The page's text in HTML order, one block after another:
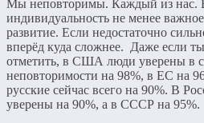
Мы неповторимы. Каждый из нас.
индивидуальность не менее
развитие. Если недостаточно
вперёд куда сложнее. Даже если
отметить, в США люди уверены в
неповторимости на 98%, в ЕС на
русские сейчас всего на 90%. В
уверены на 90%, а в СССР на 95%.